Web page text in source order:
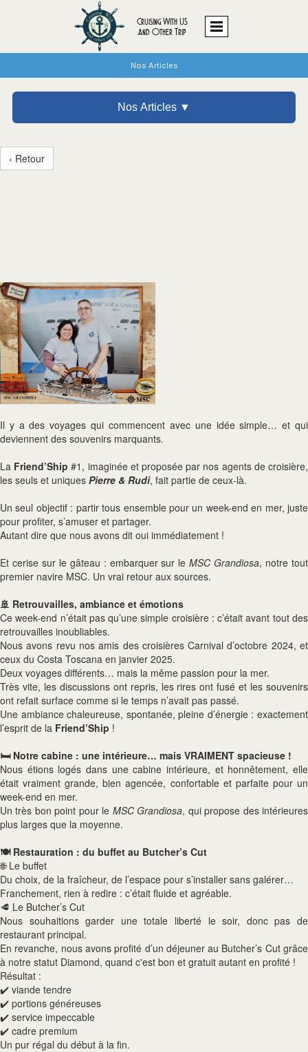
Cruising With US
And Other Trip
Nos Articles
Nos Articles ▼
‹ Retour
Il y a des voyages qui commencent avec une idée simple… et qui
deviennent des souvenirs marquants.
La Friend’Ship #1, imaginée et proposée par nos agents de croisière,
les seuls et uniques Pierre & Rudi, fait partie de ceux-là.
Un seul objectif : partir tous ensemble pour un week-end en mer, juste
pour profiter, s’amuser et partager.
Autant dire que nous avons dit oui immédiatement !
Et cerise sur le gâteau : embarquer sur leMSC Grandiosa, notre tout
premier navire MSC. Un vrai retour aux sources.
🚢 Retrouvailles, ambiance et émotions
Ce week-end n’était pas qu’une simple croisière : c’était avant tout des
retrouvailles inoubliables.
Nous avons revu nos amis des croisières Carnival d’octobre 2024, et
ceux du Costa Toscana en janvier 2025.
Deux voyages différents… mais la même passion pour la mer.
Très vite, les discussions ont repris, les rires ont fusé et les souvenirs
ont refait surface comme si le temps n’avait pas passé.
Une ambiance chaleureuse, spontanée, pleine d’énergie : exactement
l’esprit de la Friend’Ship !
🛏️ Notre cabine : une intérieure… mais VRAIMENT spacieuse !
Nous étions logés dans une cabine intérieure, et honnêtement, elle
était vraiment grande, bien agencée, confortable et parfaite pour un
week-end en mer.
Un très bon point pour le MSC Grandiosa, qui propose des intérieures
plus larges que la moyenne.
🍽️ Restauration : du buffet au Butcher’s Cut
🌐 Le buffet
Du choix, de la fraîcheur, de l’espace pour s’installer sans galérer…
Franchement, rien à redire : c’était fluide et agréable.
🥩 Le Butcher’s Cut
Nous souhaitions garder une totale liberté le soir, donc pas de
restaurant principal.
En revanche, nous avons profité d’un déjeuner au Butcher’s Cut grâce
à notre statut Diamond, quand c'est bon et gratuit autant en profité !
Résultat :
✔️ viande tendre
✔️ portions généreuses
✔️ service impeccable
✔️ cadre premium
Un pur régal du début à la fin.